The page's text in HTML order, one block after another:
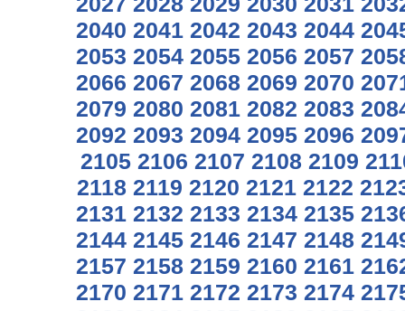
2040 2041 2042 2043 2044
2053 2054 2055 2056 2057
2066 2067 2068 2069 2070
2079 2080 2081 2082 2083
2092 2093 2094 2095 2096
2105 2106 2107 2108 2109
2118 2119 2120 2121 2122
2131 2132 2133 2134 2135
2144 2145 2146 2147 2148
2157 2158 2159 2160 2161
2170 2171 2172 2173 2174